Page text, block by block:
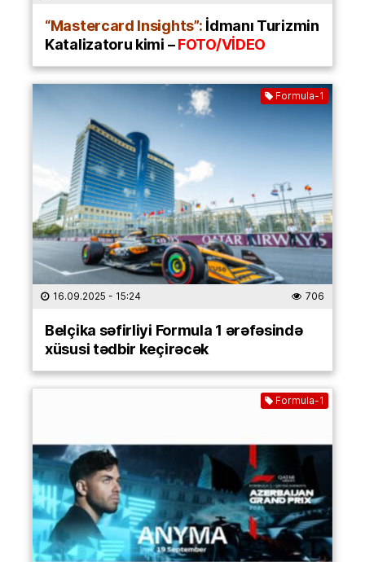
“Mastercard Insights”:İdmanı Turizmin
Katalizatoru kimi –FOTO/VİDEO
Formula-1
16.09.2025 - 15:24 706
Belçika səfirliyi Formula 1 ərəfəsində
xüsusi tədbir keçirəcək
Formula-1